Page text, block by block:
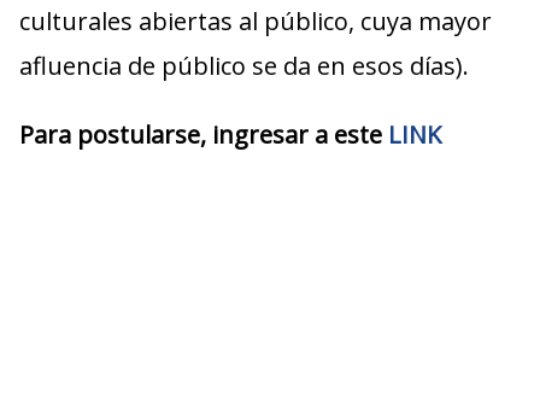
culturales abiertas al público, cuya mayor
afluencia de público se da en esos días).
Para postularse, ingresar a este LINK